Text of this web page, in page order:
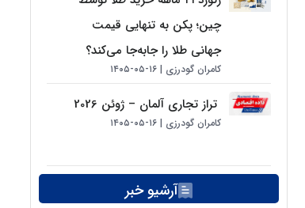
چین؛ پکن به تنهایی قیمت
جهانی طلا را جابه‌جا می‌کند؟
کامران گودرزی ۱۶-۰۵-۱۴۰۵
تراز تجاری آلمان – ژوئن 2026
کامران گودرزی ۱۶-۰۵-۱۴۰۵
آرشیو خبر